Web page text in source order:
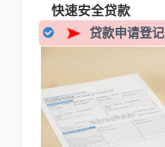
快速安全贷款
贷款申请登记